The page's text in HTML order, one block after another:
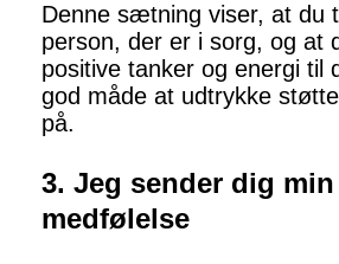
Denne sætning viser, at du
person, der er i sorg, og at
positive tanker og energi til
god måde at udtrykke
på.
3. Jeg sender dig
medfølelse